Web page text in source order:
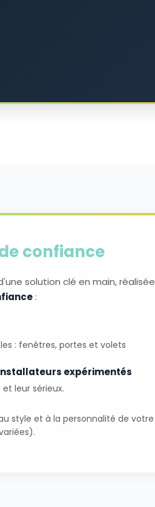
confiance
solution clé en main, réalisée
:
: fenêtres, portes et volets
expérimentés
leur sérieux.
style et à la personnalité de votre